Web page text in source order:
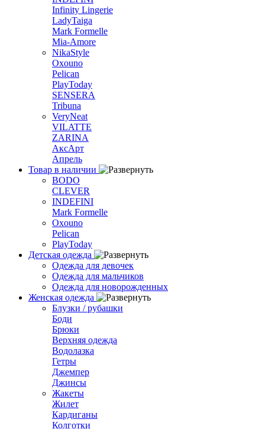
Infinity Lingerie
LadyTaiga
Mark Formelle
Mia-Amore
NikaStyle
Oxouno
Pelican
PlayToday
SENSERA
Tribuna
VeryNeat
VILATTE
ZARINA
АксАрт
Апрель
Товар в наличии
BODO
CLEVER
INDEFINI
Mark Formelle
Oxouno
Pelican
PlayToday
Детская одежда
Одежда для девочек
Одежда для мальчиков
Одежда для новорожденных
Женская одежда
Блузки / рубашки
Боди
Брюки
Верхняя одежда
Водолазка
Гетры
Джемпер
Джинсы
Жакеты
Жилет
Кардиганы
Колготки